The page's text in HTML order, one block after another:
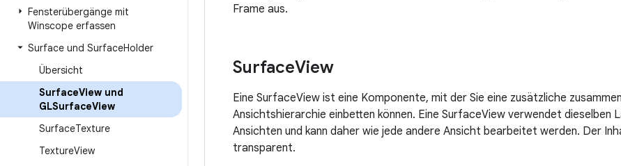
Fensterübergänge mit
Winscope erfassen
Surface und SurfaceHolder
Übersicht
SurfaceView und
GLSurfaceView
SurfaceTexture
TextureView
Frame aus.
SurfaceView
Eine SurfaceView ist eine Komponente, mit der Sie eine zusätzliche
Ansichtshierarchie einbetten können. Eine SurfaceView verwendet dieselben
Ansichten und kann daher wie jede andere Ansicht bearbeitet werden. Der
transparent.